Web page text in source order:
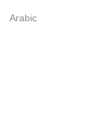
Arabic